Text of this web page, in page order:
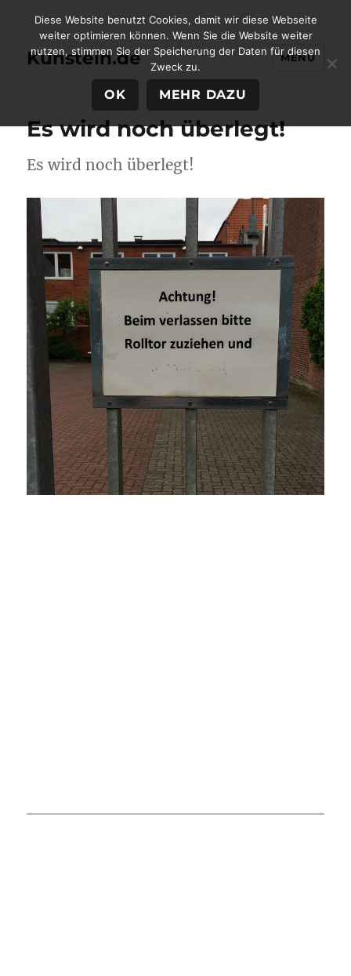
Kunstein.de MENÜ
Es wird noch überlegt!
Es wird noch überlegt!
Diese Website benutzt Cookies, damit wir diese Webseite
weiter optimieren können. Wenn Sie die Website weiter
nutzen, stimmen Sie der Speicherung der Daten für diesen
Zweck zu.
OK MEHR DAZU